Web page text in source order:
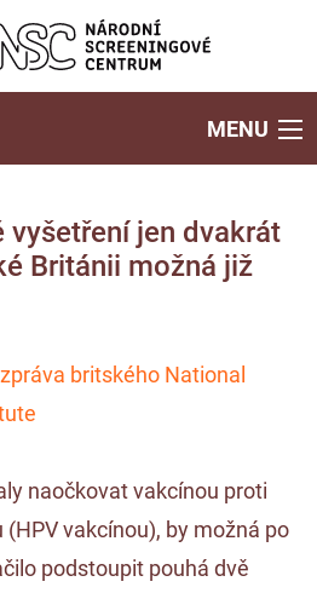
MENU
vyšetření jen dvakrát
Británii možná již
britského National
naočkovat vakcínou proti
vakcínou), by možná po
podstoupit pouhá dvě